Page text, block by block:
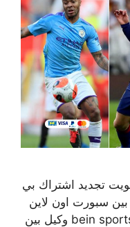
تجديد اشتراك بي
سبورت اون لاين
وكيل بي ان سبورت في الكويت bein sports وكيل بين